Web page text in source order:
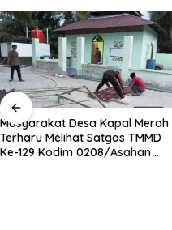
Laju Kencang Berujung
Kecelakaan, Xpander
Truk yang Berhenti di Bahu